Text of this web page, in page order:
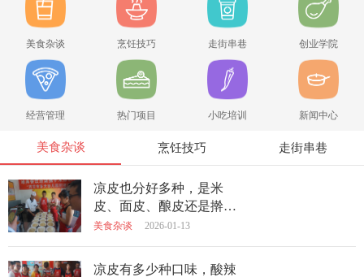
美食杂谈 烹饪技巧 走街串巷 创业学院
经营管理 热门项目 小吃培训 新闻中心
美食杂谈 烹饪技巧 走街串巷
凉皮也分好多种，是米
皮、面皮、酿皮还是擀面
皮？看完这张图就全明白
美食杂谈 2026-01-13
凉皮有多少种口味，酸辣